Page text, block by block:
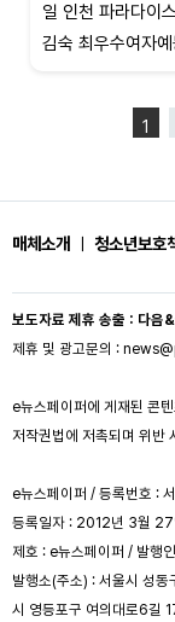
일 인천 파라다이
김숙 최우수여자
1
매체소개 ㅣ 청소년보호
보도자료 제휴 송출 : 다음
제휴 및 광고문의 :
e뉴스페이퍼에 게재된 콘
저작권법에 저촉되며 위반
e뉴스페이퍼 / 등록번호 :
등록일자 : 2012년 3월
제호 : e뉴스페이퍼 / 발행
발행소(주소) : 서울시 성
시 영등포구 여의대로6길